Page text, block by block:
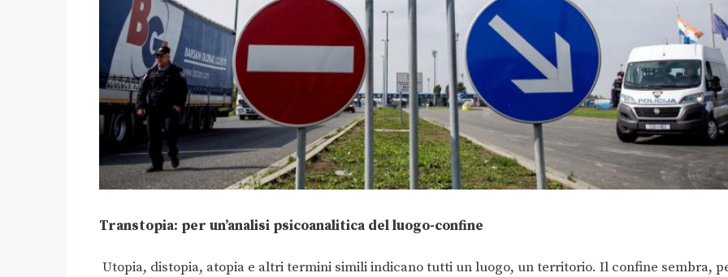
Transtopia: per un’analisi psicoanalitica del luogo-confine
Utopia, distopia, atopia e altri termini simili indicano tutti un luogo, un territorio. Il confine sembra,